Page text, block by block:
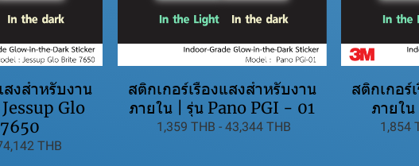
สงสำหรับงาน
Glo
THB
สติกเกอร์เรืองแสงสำหรับงาน
ภายใน | รุ่น Pano PGI - 01
1,359 THB - 43,344 THB
สติกเกอร์
ภายใ
1,854